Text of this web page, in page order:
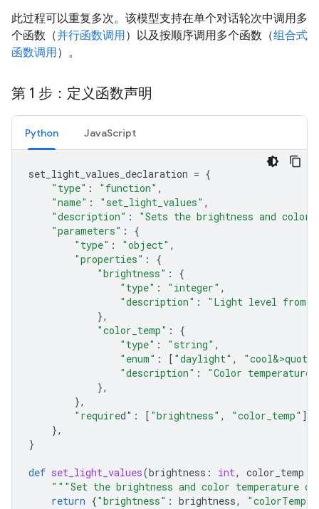
此过程可以重复多次。该模型支持在单个对话轮次中调用多
个函数（并行函数调用 ）以及按顺序调用多个函数（组合式
函数调用 ）。
第 1 步：定义函数声明
Python JavaScript
set_light_values_declaration = {
"type" : "function" ,
"name" : "set_light_values" ,
"description" :
"Sets the brightness and
"parameters" :
{
"type" : "object" ,
"properties" :
{
"brightness" :
{
"type" : "integer" ,
"description" :
"Light level from
},
"color_temp" :
{
"type" : "string" ,
"enum" : [ "daylight" , "cool&>quot;
"description" : "Color temperature"
},
},
"required" : [ "brightness" , "color_temp" ],
},
}
def set_light_values(brightness : int, color_temp
"""Set the brightness and color temperature
return {"brightness" : brightness,